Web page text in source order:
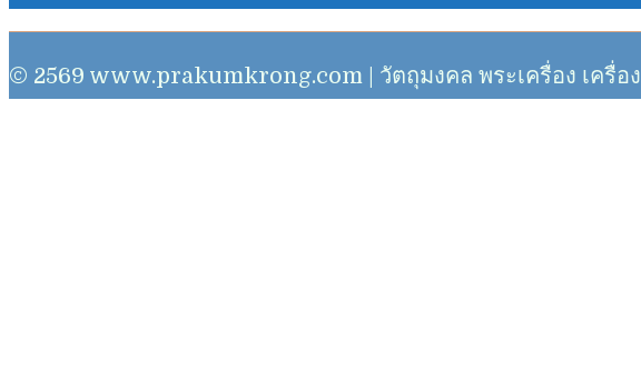
© 2569 www.prakumkrong.com | วัตถุมงคล พระเครื่อง เครื่อ